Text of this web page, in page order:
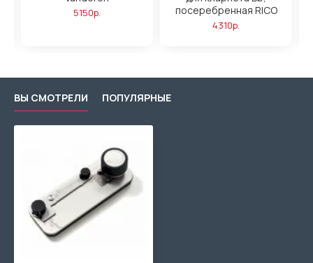
5150р.
посеребренная RICO
4310р.
ВЫ СМОТРЕЛИ ПОПУЛЯРНЫЕ